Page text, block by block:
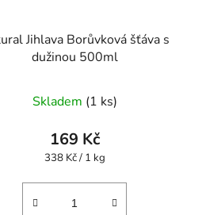
Jihlava Borůvková šťáva s
dužinou 500ml
Skladem (1 ks)
169 Kč
Měrná
338 Kč / 1 kg